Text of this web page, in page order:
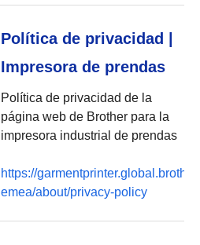
Política de privacidad |
Impresora de prendas
Política de privacidad de la
página web de Brother para la
impresora industrial de prendas
https://
emea/about/privacy-policy